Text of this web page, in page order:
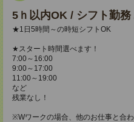
5ｈ以内OK / シフト勤務
★1日5時間～の時短シフトOK
★スタート時間選べます！
7:00～16:00
9:00～17:00
11:00～19:00
など
残業なし！
※Wワークの場合、他のお仕事と合